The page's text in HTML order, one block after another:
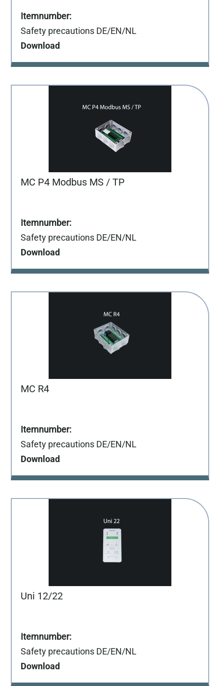
Safety precautions DE/EN/NL
Download
MC P4 Modbus MS / TP
Safety precautions DE/EN/NL
Download
MC R4
Safety precautions DE/EN/NL
Download
Uni 12/22
Safety precautions DE/EN/NL
Download